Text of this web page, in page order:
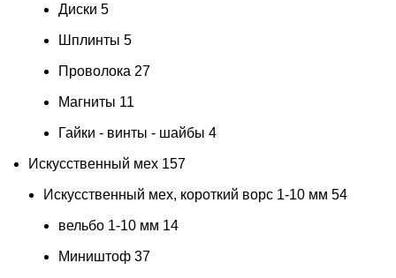
Диски 5
Шплинты 5
Проволока 27
Магниты 11
Гайки - винты - шайбы 4
Искусственный мех 157
Искусственный мех, короткий ворс 1-10 мм 54
вельбо 1-10 мм 14
Миништоф 37